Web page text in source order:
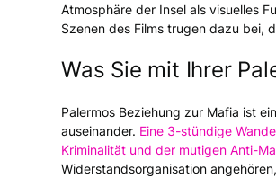
Atmosphäre der Insel als visuelles
Szenen des Films trugen dazu bei,
Was Sie mit Ihrer
Palermos Beziehung zur Mafia ist
auseinander. Eine 3-stündige
Kriminalität und der mutigen Anti-
Widerstandsorganisation